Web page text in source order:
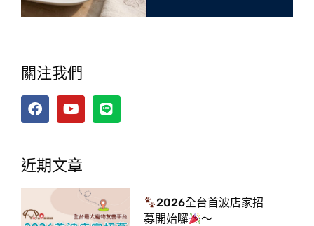
關注我們
近期文章
2026全台首波店家招
募開始囉
～